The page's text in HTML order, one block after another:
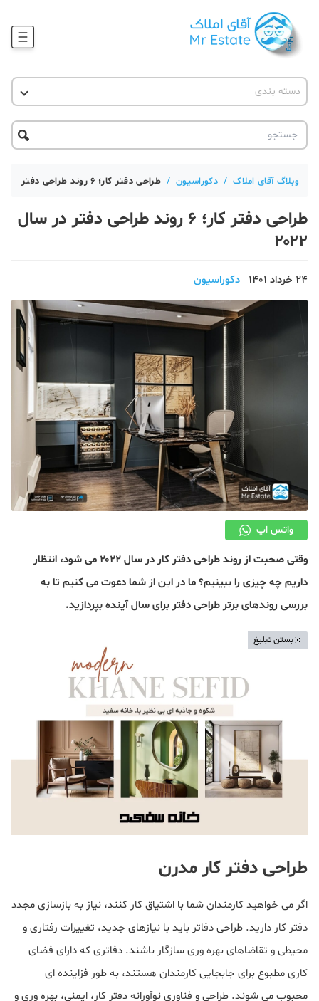
آموزش املاک
حقوقی
آکادمی
دسته بندی
آقای مشاور املاک
آکادمی آقای املاک
آموزش املاک
آموزش پلتفرم آقای املاک
تحلیل مسکن
صنعت ساختمان
همایش و نمایشگاه
وبلاگ آقای املاک / دکوراسیون / طراحی دفتر کار؛ ۶ روند طراحی دفتر در سال ۲۰۲۲
طراحی دفتر کار؛ ۶ روند طراحی دفتر در سال
۲۰۲۲
24 خرداد 1401 دکوراسیون
واتس اپ
وقتی صحبت از روند طراحی دفتر کار در سال ۲۰۲۲ می شود، انتظار
داریم چه چیزی را ببینیم؟ ما در این از شما دعوت می کنیم تا به
بررسی روندهای برتر طراحی دفتر برای سال آینده بپردازید.
بستن تبلیغ
طراحی دفتر کار مدرن
اگر می خواهید کارمندان شما با اشتیاق کار کنند، نیاز به بازسازی مجدد
دفتر کار دارید. طراحی دفاتر باید با نیازهای جدید، تغییرات رفتاری و
محیطی و تقاضاهای بهره وری سازگار باشند. دفاتری که دارای فضای
کاری مطبوع برای جابجایی کارمندان هستند، به طور فزاینده ای
محبوب می شوند. طراحی و فناوری نوآورانه دفتر کار، ایمنی، بهره وری و